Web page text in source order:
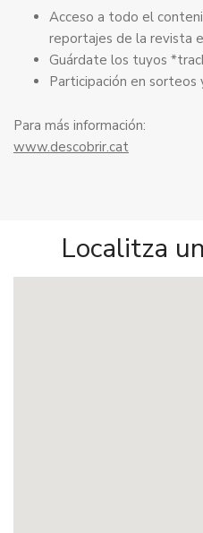
Acceso a todo el
reportajes de la revista
Guárdate los tuyos
Participación en sorteos
Para más información:
www.descobrir.cat
Localitza